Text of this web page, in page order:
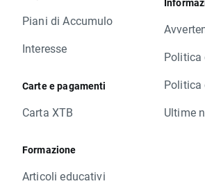
Piani di Accumulo
Interesse
Carte e pagamenti
Carta XTB
Formazione
Articoli educativi
Politica
Politica
Ultime